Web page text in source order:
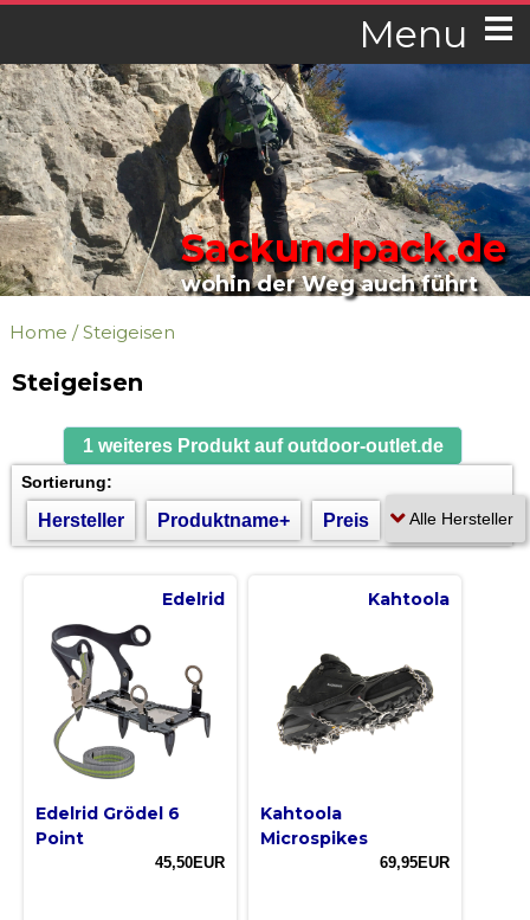
Menu
Sackundpack.de
wohin der Weg auch führt
Home /Steigeisen
Steigeisen
1 weiteres Produkt auf outdoor-outlet.de
Sortierung:
Hersteller Produktname+ Preis
Edelrid
Edelrid Grödel 6
Point
45,50EUR
Kahtoola
Kahtoola
Microspikes
69,95EUR